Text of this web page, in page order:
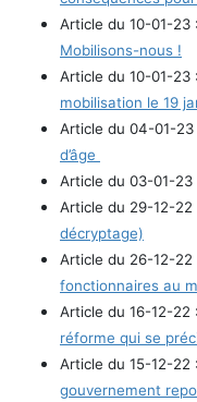
Article du 10-01-23 :
Mobilisons-nous !
Article du 10-01-23 :
mobilisation le 19
Article du 04-01-23
d’âge
Article du 03-01-23
Article du 29-12-22
décryptage)
Article du 26-12-22
fonctionnaires au
Article du 16-12-22 :
réforme qui se
Article du 15-12-22 :
gouvernement